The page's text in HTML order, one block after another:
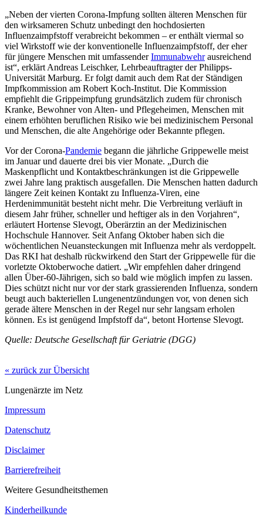
„Neben der vierten Corona-Impfung sollten älteren Menschen für
den wirksameren Schutz unbedingt den hochdosierten
Influenzaimpfstoff verabreicht bekommen – er enthält viermal so
viel Wirkstoff wie der konventionelle Influenzaimpfstoff, der eher
für jüngere Menschen mit umfassenderImmunabwehrausreichend
ist“, erklärt Andreas Leischker, Lehrbeauftragter der Philipps-
Universität Marburg. Er folgt damit auch dem Rat der Ständigen
Impfkommission am Robert Koch-Institut. Die Kommission
empfiehlt die Grippeimpfung grundsätzlich zudem für chronisch
Kranke, Bewohner von Alten- und Pflegeheimen, Menschen mit
einem erhöhten beruflichen Risiko wie bei medizinischem Personal
und Menschen, die alte Angehörige oder Bekannte pflegen.
Vor der Corona-Pandemie begann die jährliche Grippewelle meist
im Januar und dauerte drei bis vier Monate. „Durch die
Maskenpflicht und Kontaktbeschränkungen ist die Grippewelle
zwei Jahre lang praktisch ausgefallen. Die Menschen hatten dadurch
längere Zeit keinen Kontakt zu Influenza-Viren, eine
Herdenimmunität besteht nicht mehr. Die Verbreitung verläuft in
diesem Jahr früher, schneller und heftiger als in den Vorjahren“,
erläutert Hortense Slevogt, Oberärztin an der Medizinischen
Hochschule Hannover. Seit Anfang Oktober haben sich die
wöchentlichen Neuansteckungen mit Influenza mehr als verdoppelt.
Das RKI hat deshalb rückwirkend den Start der Grippewelle für die
vorletzte Oktoberwoche datiert. „Wir empfehlen daher dringend
allen Über-60-Jährigen, sich so bald wie möglich impfen zu lassen.
Dies schützt nicht nur vor der stark grassierenden Influenza, sondern
beugt auch bakteriellen Lungenentzündungen vor, von denen sich
gerade ältere Menschen in der Regel nur sehr langsam erholen
können. Es ist genügend Impfstoff da“, betont Hortense Slevogt.
Quelle: Deutsche Gesellschaft für Geriatrie (DGG)
« zurück zur Übersicht
Lungenärzte im Netz
Impressum
Datenschutz
Disclaimer
Barrierefreiheit
Weitere Gesundheitsthemen
Kinderheilkunde